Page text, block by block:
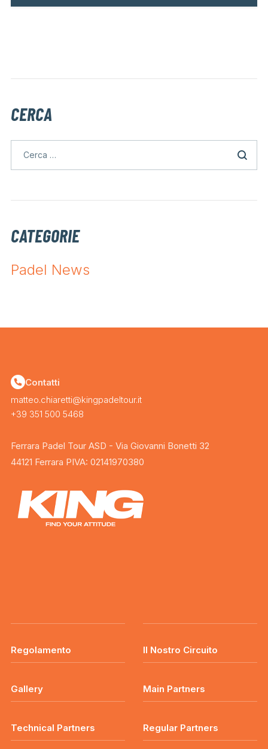
CERCA
CATEGORIE
Padel News
Contatti
matteo.chiaretti@kingpadeltour.it
+39 351 500 5468
Ferrara Padel Tour ASD - Via Giovanni Bonetti 32
44121 Ferrara PIVA: 02141970380
Regolamento Il Nostro Circuito
Gallery Main Partners
Technical Partners Regular Partners